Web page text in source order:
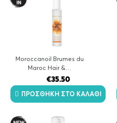
Moroccanoil Brumes du
Maroc Hair &…
€35.50
ΠΡΟΣΘΉΚΗ ΣΤΟ ΚΑΛΆΘΙ